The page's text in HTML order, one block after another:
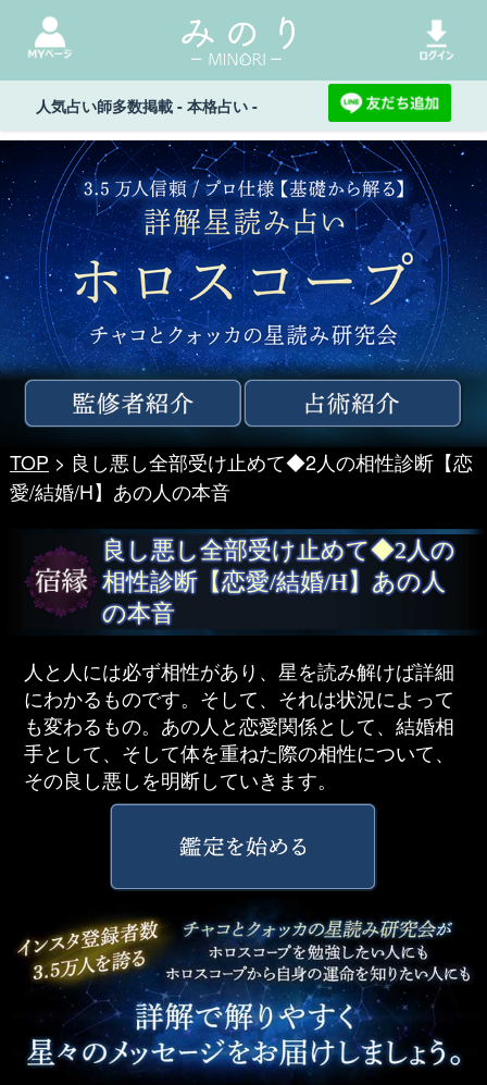
人気占い師多数掲載 - 本格占い -
TOP > 良し悪し全部受け止めて◆2人の相性診断【恋
愛/結婚/H】あの人の本音
良し悪し全部受け止めて◆2人の
相性診断【恋愛/結婚/H】あの人
の本音
人と人には必ず相性があり、星を読み解けば詳細
にわかるものです。そして、それは状況によって
も変わるもの。あの人と恋愛関係として、結婚相
手として、そして体を重ねた際の相性について、
その良し悪しを明断していきます。